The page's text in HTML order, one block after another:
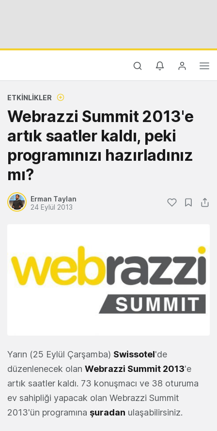
ETKINLIKLER
Webrazzi Summit 2013'e
artık saatler kaldı, peki
programınızı hazırladınız
mı?
Erman Taylan
24 Eylül 2013
Yarın (25 Eylül Çarşamba) Swissotel'de
düzenlenecek olan Webrazzi Summit 2013'e
artık saatler kaldı. 73 konuşmacı ve 38 oturuma
ev sahipliği yapacak olan Webrazzi Summit
2013'ün programına şuradan ulaşabilirsiniz.